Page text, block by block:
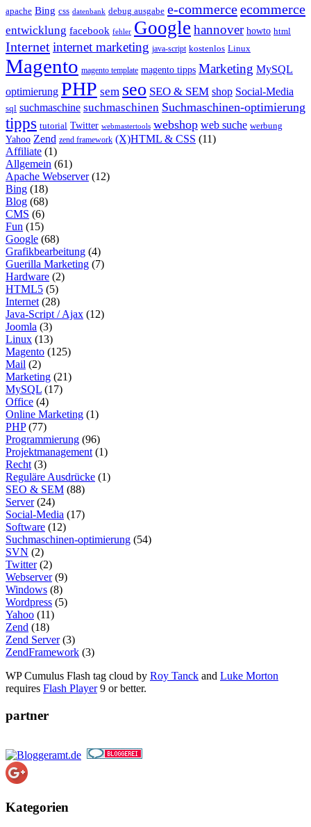
apache Bing css datenbank debug ausgabe e-commerceecommerce
entwicklung facebook fehler Google hannover howto html
Internetinternet marketing java-script kostenlos Linux
Magento magento template magento tipps Marketing MySQL
optimierung PHP sem seo SEO & SEM shop Social-Media
sql suchmaschine suchmaschinen Suchmaschinen-optimierung
tipps tutorial Twitter webmastertools webshop web suche werbung
Yahoo Zend zend framework (X)HTML & CSS (11)
Affiliate (1)
Allgemein (61)
Apache Webserver(12)
Bing (18)
Blog (68)
CMS (6)
Fun (15)
Google (68)
Grafikbearbeitung (4)
Guerilla Marketing (7)
Hardware (2)
HTML5 (5)
Internet (28)
Java-Script / Ajax (12)
Joomla (3)
Linux (13)
Magento (125)
Mail (2)
Marketing (21)
MySQL (17)
Office (4)
Online Marketing (1)
PHP(77)
Programmierung (96)
Projektmanagement (1)
Recht (3)
Reguläre Ausdrücke (1)
SEO & SEM (88)
Server(24)
Social-Media (17)
Software (12)
Suchmaschinen-optimierung (54)
SVN (2)
Twitter(2)
Webserver(9)
Windows (8)
Wordpress (5)
Yahoo (11)
Zend (18)
Zend Server(3)
ZendFramework (3)
WP Cumulus Flash tag cloud by Roy Tanck and Luke Morton
requires Flash Player9 or better.
partner
Kategorien